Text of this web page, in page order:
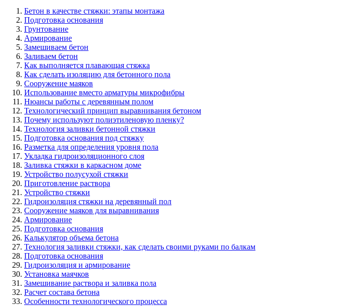
Бетон в качестве стяжки: этапы монтажа
Подготовка основания
Грунтование
Армирование
Замешиваем бетон
Заливаем бетон
Как выполняется плавающая стяжка
Как сделать изоляцию для бетонного пола
Сооружение маяков
Использование вместо арматуры микрофибры
Нюансы работы с деревянным полом
Технологический принцип выравнивания бетоном
Почему используют полиэтиленовую пленку?
Технология заливки бетонной стяжки
Подготовка основания под стяжку
Разметка для определения уровня пола
Укладка гидроизоляционного слоя
Заливка стяжки в каркасном доме
Устройство полусухой стяжки
Приготовление раствора
Устройство стяжки
Гидроизоляция стяжки на деревянный пол
Сооружение маяков для выравнивания
Армирование
Подготовка основания
Калькулятор объема бетона
Технология заливки стяжки, как сделать своими руками по балкам
Подготовка основания
Гидроизоляция и армирование
Установка маячков
Замешивание раствора и заливка пола
Расчет состава бетона
Особенности технологического процесса